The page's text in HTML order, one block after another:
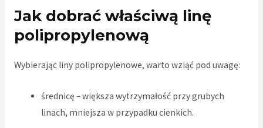
Jak dobrać właściwą linę
polipropylenową
Wybierając liny polipropylenowe, warto wziąć pod uwagę:
średnicę – większa wytrzymałość przy grubych
linach, mniejsza w przypadku cienkich.